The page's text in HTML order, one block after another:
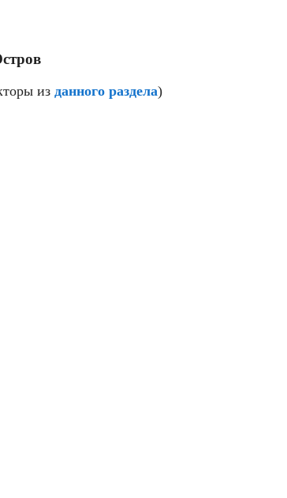
из данного раздела)